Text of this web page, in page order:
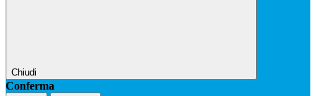
Chiudi
Conferma